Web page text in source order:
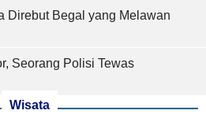
Direbut Begal yang Melawan
Seorang Polisi Tewas
Wisata